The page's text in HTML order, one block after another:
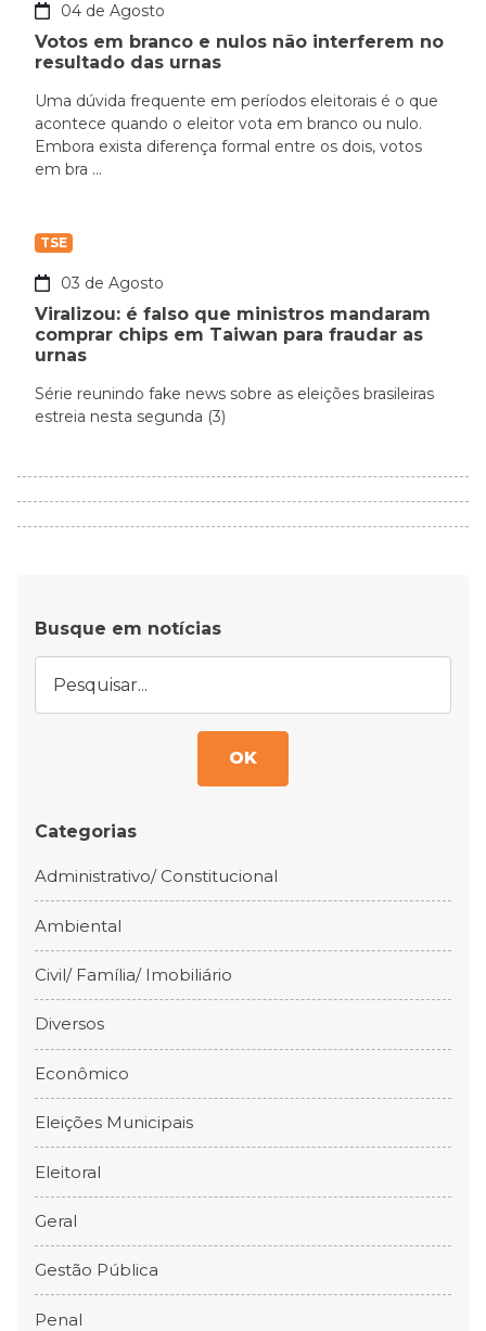
04 de Agosto
Votos em branco e nulos não interferem no
resultado das urnas
Uma dúvida frequente em períodos eleitorais é o que
acontece quando o eleitor vota em branco ou nulo.
Embora exista diferença formal entre os dois, votos
em bra ...
TSE
03 de Agosto
Viralizou: é falso que ministros mandaram
comprar chips em Taiwan para fraudar as
urnas
Série reunindo fake news sobre as eleições brasileiras
estreia nesta segunda (3)
Busque em notícias
OK
Categorias
Administrativo/ Constitucional
Ambiental
Civil/ Família/ Imobiliário
Diversos
Econômico
Eleições Municipais
Eleitoral
Geral
Gestão Pública
Penal